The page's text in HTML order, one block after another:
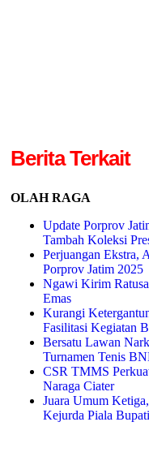
Berita Terkait
OLAH RAGA
Update Porprov
Tambah Koleksi
Perjuangan Ekstra,
Porprov Jatim 2025
Ngawi Kirim
Emas
Kurangi
Fasilitasi Kegiatan
Bersatu Lawan
Turnamen Tenis
CSR TMMS
Naraga Ciater
Juara Umum
Kejurda Piala